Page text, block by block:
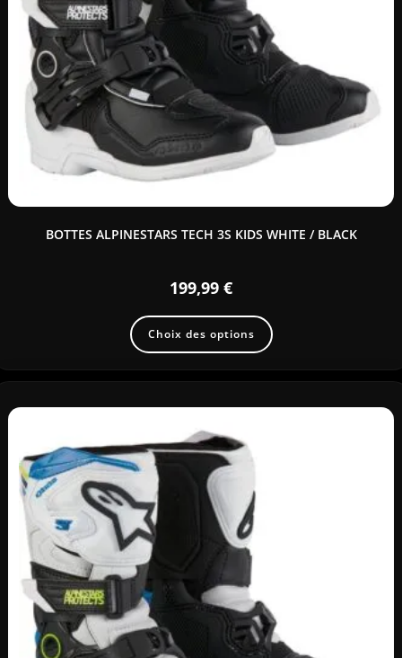
BOTTES ALPINESTARS TECH 3S KIDS WHITE / BLACK
199,99 €
Choix des options